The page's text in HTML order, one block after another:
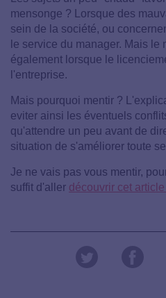
mensonge ? Lorsque des
sein de la société, ou
le service du manager. Mais le
également lorsque le
l'entreprise.
Mais pourquoi mentir ?
eviter ainsi les éventuels
qu'attendre un peu avant de
situation de s'améliorer toute
Je ne vais pas vous mentir,
suffit d'aller découvrir cet